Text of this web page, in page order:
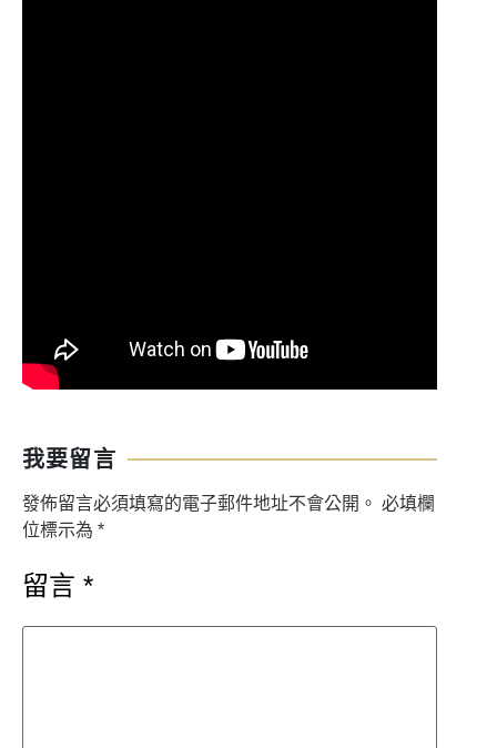
我要留言
發佈留言必須填寫的電子郵件地址不會公開。 必填欄
位標示為 *
留言 *